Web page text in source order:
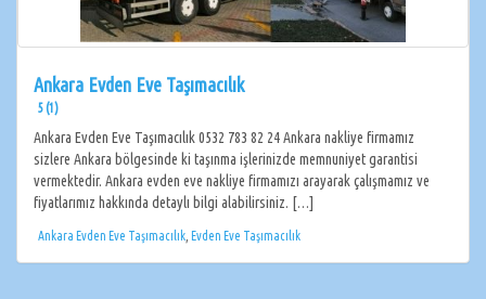
Ankara Evden Eve Taşımacılık
5 (1)
Ankara Evden Eve Taşımacılık 0532 783 82 24 Ankara nakliye firmamız
sizlere Ankara bölgesinde ki taşınma işlerinizde memnuniyet garantisi
vermektedir. Ankara evden eve nakliye firmamızı arayarak çalışmamız ve
fiyatlarımız hakkında detaylı bilgi alabilirsiniz. […]
Ankara Evden Eve Taşımacılık Evden Eve Taşımacılık